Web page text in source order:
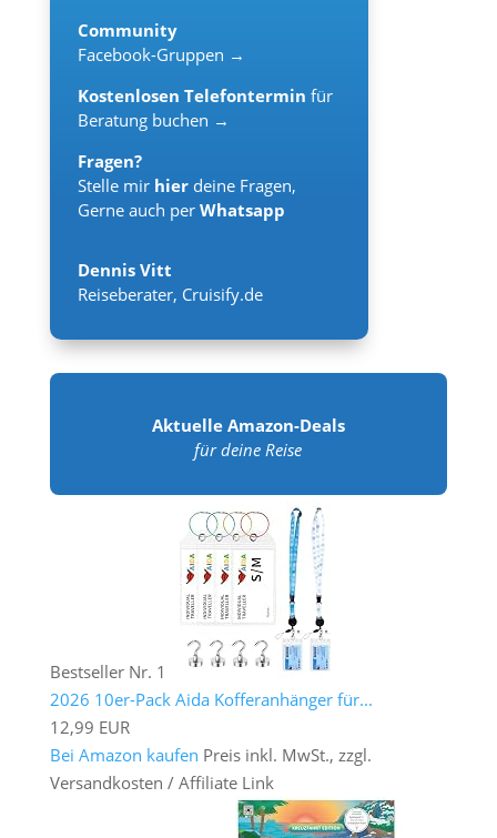
Community
Facebook-Gruppen →
Kostenlosen Telefontermin für
Beratung buchen →
Fragen?
Stelle mir hier deine Fragen,
Gerne auch per Whatsapp
Dennis Vitt
Reiseberater, Cruisify.de
Aktuelle Amazon-Deals
für deine Reise
Bestseller Nr. 1
2026 10er-Pack Aida Kofferanhänger für...
12,99 EUR
Bei Amazon kaufen Preis inkl. MwSt., zzgl.
Versandkosten / Affiliate Link